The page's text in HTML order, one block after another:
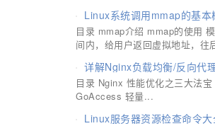
Linux系统调用mmap的基本
目录 mmap介绍 mmap的使用
间内，给用户返回虚拟地址，往
详解Nginx负载均衡/反向代
目录 Nginx 性能优化之三大法
GoAccess 轻量...
Linux服务器资源检查命令